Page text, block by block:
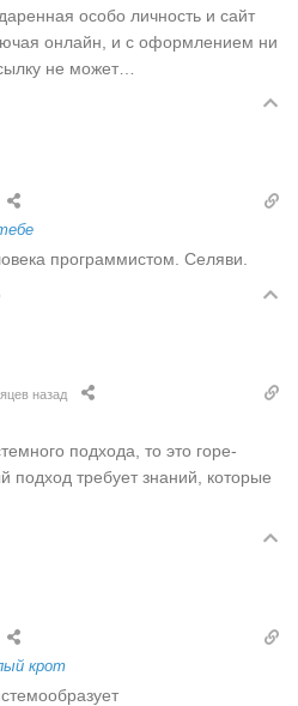
особо личность и сайт
онлайн, и с оформлением ни
не может…
программистом. Селяви.
назад
подхода, то это горе-
подход требует знаний, которые
крот